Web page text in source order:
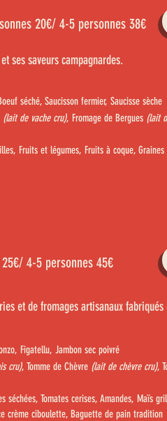
20€/ 4-5 personnes 38€
ses saveurs campagnardes.
séché, Saucisson fermier, Saucisse sèche
(lait de vache cru), Fromage de Bergues (lait
Fruits et légumes, Fruits à coque, Graines
4-5 personnes 45€
et de fromages artisanaux fabriqués
, Figatellu, Jambon sec poivré
cru), Tomme de Chèvre (lait de chèvre cru),
séchées, Tomates cerises, Amandes, Maïs
crème ciboulette, Baguette de pain tradition